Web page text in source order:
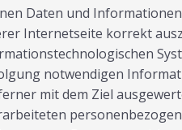
Daten und
Internetseite korrekt
notwendigen
mit dem Ziel